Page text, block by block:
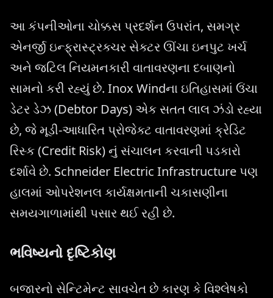
આ કંપનીઓના ચોક્કસ પ્રદર્શન ઉપરાંત, સમગ્ર
એનર્જી ઇન્ફ્રાસ્ટ્રક્ચર સેક્ટર ઊંચા ઇનપુટ ખર્ચ
અને જટિલ નિયમનકારી વાતાવરણના દબાણનો
સામનો કરી રહ્યું છે. Inox Windના ઇતિહાસમાં ઉંચા
ડેટર ડેઝ (Debtor Days) એક સતત લાલ ઝંડો રહ્યા
છે, જે મૂડી-આધારિત પ્રોજેક્ટ વાતાવરણમાં ક્રેડિટ
રિસ્ક (Credit Risk) નું સંચાલન કરવાની પડકારો
દર્શાવે છે. Schneider Electric Infrastructure પણ
હાલમાં ઓપરેશનલ કાર્યક્ષમતાની ચકાસણીના
સમયગાળામાંથી પસાર થઈ રહી છે.
ભવિષ્યનો દૃષ્ટિકોણ
બજારનો સેન્ટિમેન્ટ સાવચેત છે કારણ કે વિશ્લેષકો